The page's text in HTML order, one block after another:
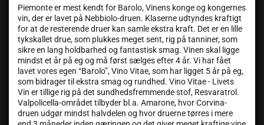
Piemonte er mest kendt for Barolo, Vinens konge og kongernes
vin, der er lavet på Nebbiolo-druen. Klaserne udtyndes kraftigt
for at de resterende druer kan samle ekstra kraft. Det er en lille
tykskallet drue, som plukkes meget sent, rig på tanniner, som
sikre en lang holdbarhed og fantastisk smag. Vinen skal ligge
mindst et år på eg og må først sælges efter 4 år. Vi har fået
lavet vores egen “Barolo”, Vino Vitae, som har ligget 5 år på eg,
som bidrager til ekstra smag og rundhed. Vino Vitae - Livets
Vin er tillige rig på det sundhedsfremmende stof, Resvaratrol.
Valpolicella-området tilbyder bl.a. Amarone, hvor Corvina-
druen udgør mindst halvdelen og hvor druerne tørres i mere